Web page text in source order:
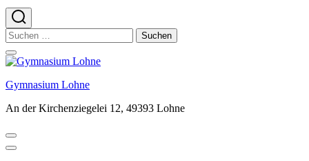
Suchen
nach:
Gymnasium Lohne
An der Kirchenziegelei 12, 49393 Lohne